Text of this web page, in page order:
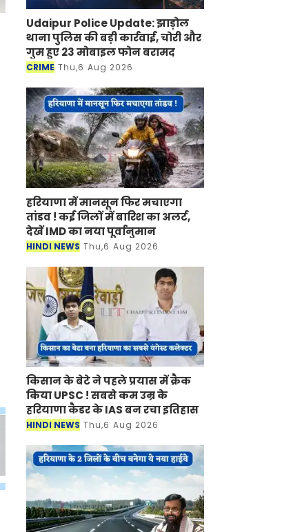
Udaipur Police Update: झाड़ोल
थाना पुलिस की बड़ी कार्रवाई, चोरी और
गुम हुए 23 मोबाइल फोन बरामद
CRIME Thu,6 Aug 2026
हरियाणा में मानसून फिर मचाएगा
तांडव ! कई जिलों में बारिश का अलर्ट,
देखें IMD का नया पूर्वानुमान
HINDI NEWS Thu,6 Aug 2026
किसान के बेटे ने पहले प्रयास में क्रैक
किया UPSC ! सबसे कम उम्र के
हरियाणा कैडर के IAS बन रचा इतिहास
HINDI NEWS Thu,6 Aug 2026